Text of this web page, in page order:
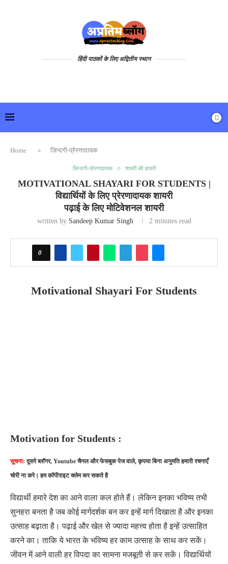
हिंदी पाठकों के लिए अद्वितीय स्थान
Home » ज़िन्दगी-प्रेरणादायक
ज़िन्दगी-प्रेरणादायक शायरी की डायरी
MOTIVATIONAL SHAYARI FOR STUDENTS |
विद्यार्थियों के लिए प्रेरणादायक शायरी
पढ़ाई के लिए मोटिवेशनल शायरी
written by Sandeep Kumar Singh 2 minutes read
0
Motivational Shayari For Students
Motivation for Students :
सूचना: दूसरे ब्लॉगर, Youtube चैनल और फेसबुक पेज वाले, कृपया बिना अनुमति हमारी रचनाएँ
चोरी ना करे। हम कॉपीराइट क्लेम कर सकते है
विद्यार्थी हमारे देश का आने वाला कल होते हैं। लेकिन इनका भविष्य तभी
सुनहरा बनता है जब कोई मार्गदर्शक बन कर इन्हें मार्ग दिखाता है और इनका
उत्साह बढ़ाता है। पढ़ाई और खेल से ज्यादा महत्त्व होता है इन्हें उत्साहित
करने का। ताकि ये भारत के भविष्य हर काम उत्साह के साथ कर सकें।
जीवन में आने वाली हर विपदा का सामना मजबूती से कर सकें। विद्यार्थियों